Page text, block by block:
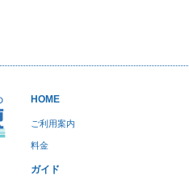
HOME
ご利用案内
料金
ガイド